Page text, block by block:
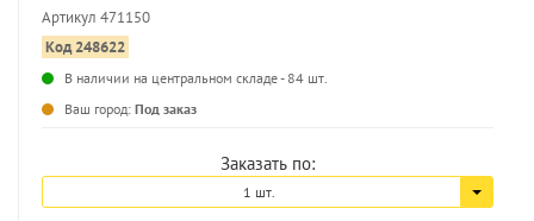
Артикул 471150
Код 248622
В наличии на центральном складе - 84 шт.
Ваш город: Под заказ
Заказать по:
1 шт.